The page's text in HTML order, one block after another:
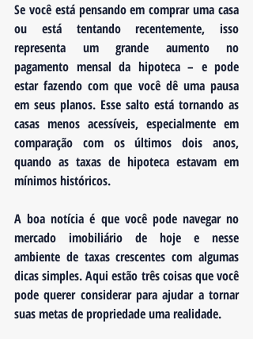
Se você está pensando em comprar uma casa
ou está tentando recentemente, isso
representa um grande aumento no
pagamento mensal da hipoteca – e pode
estar fazendo com que você dê uma pausa
em seus planos. Esse salto está tornando as
casas menos acessíveis, especialmente em
comparação com os últimos dois anos,
quando as taxas de hipoteca estavam em
mínimos históricos.
A boa notícia é que você pode navegar no
mercado imobiliário de hoje e nesse
ambiente de taxas crescentes com algumas
dicas simples. Aqui estão três coisas que você
pode querer considerar para ajudar a tornar
suas metas de propriedade uma realidade.